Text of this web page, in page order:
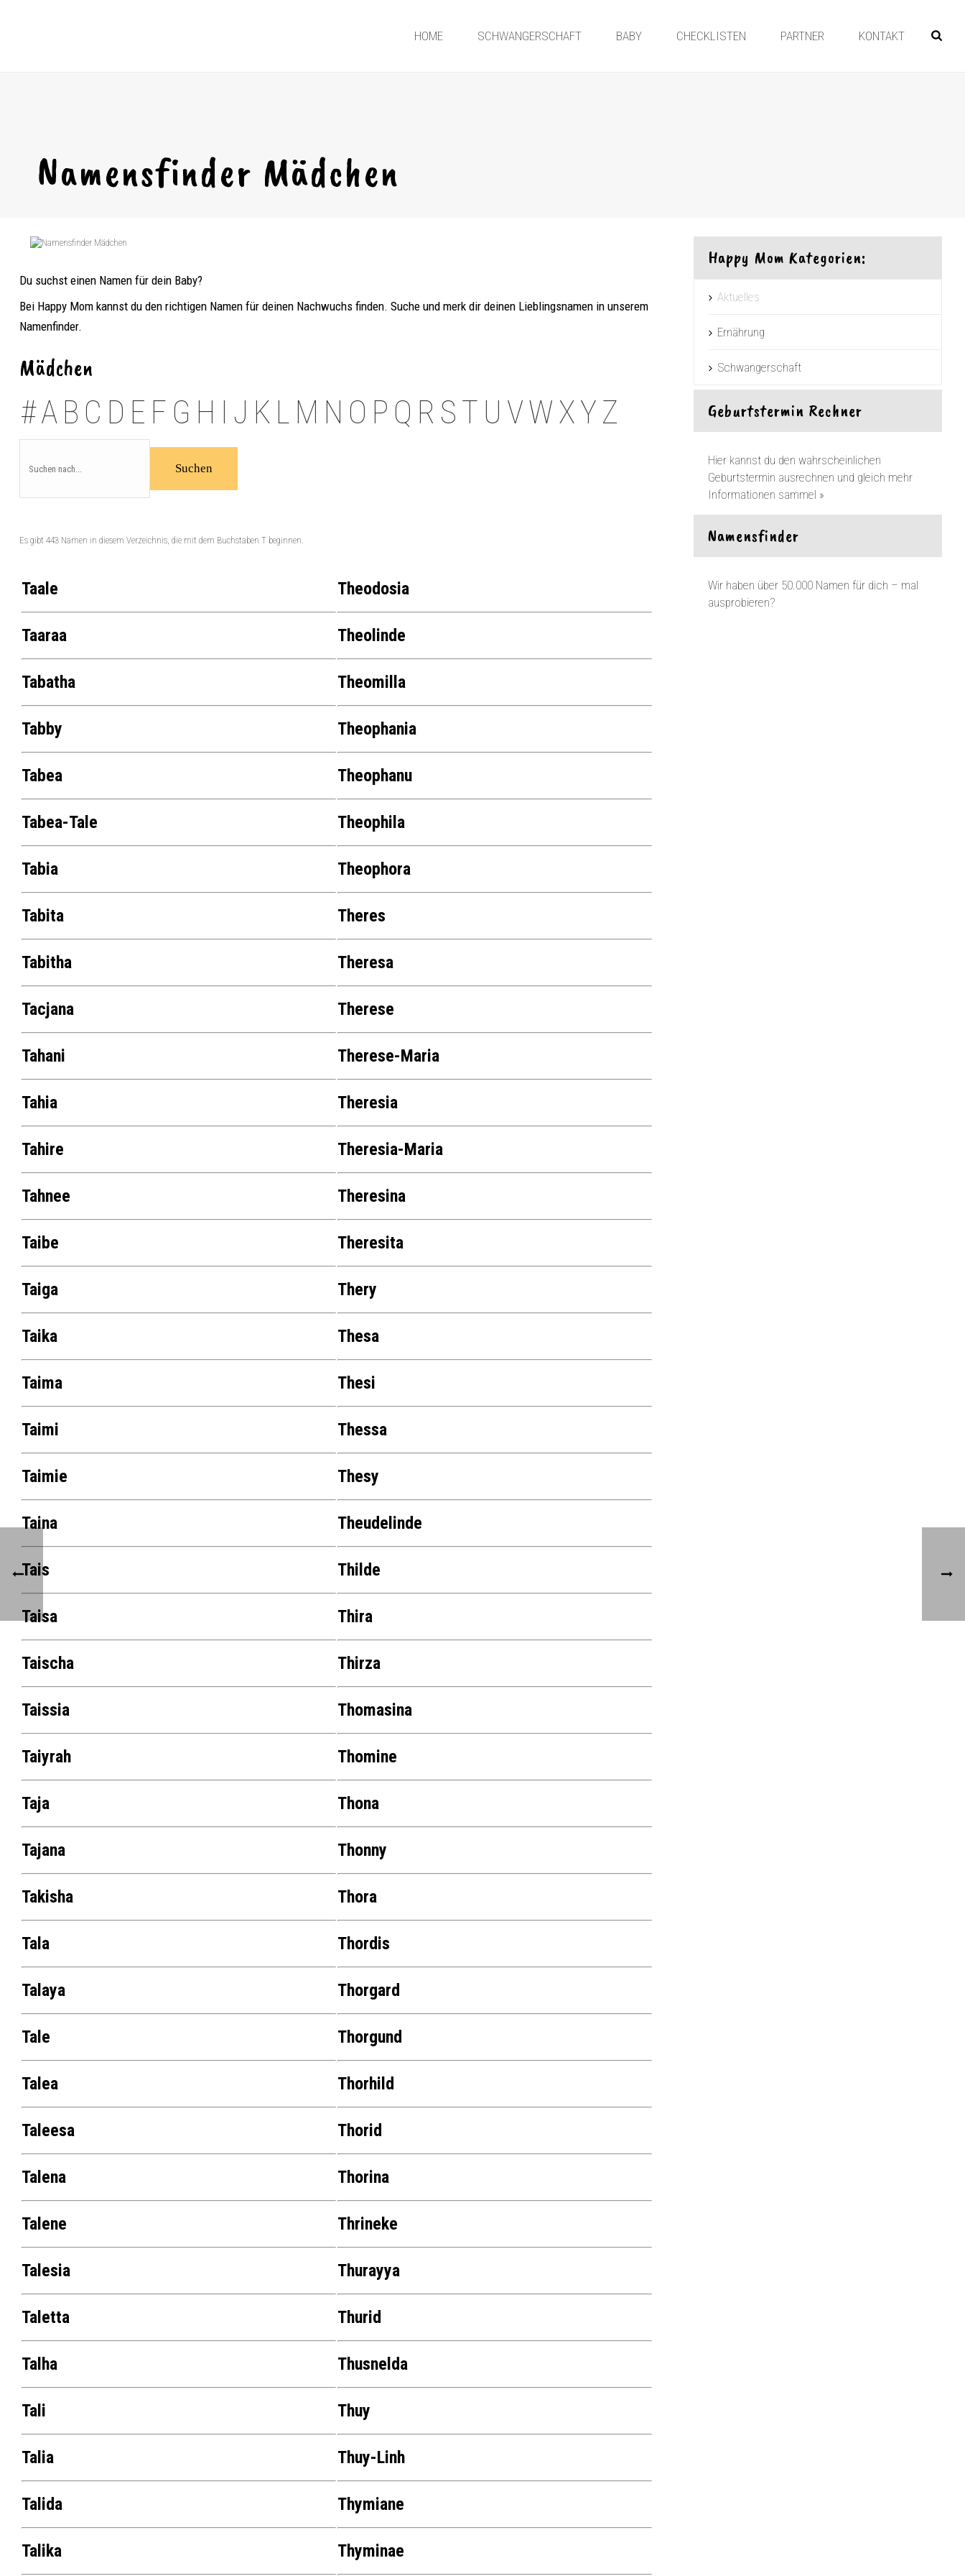
HOME SCHWANGERSCHAFT BABY CHECKLISTEN PARTNER KONTAKT
Namensfinder Mädchen
Du suchst einen Namen für dein Baby?
Bei Happy Mom kannst du den richtigen Namen für deinen Nachwuchs finden. Suche und merk dir deinen Lieblingsnamen in unserem
Namenfinder.
Mädchen
#AB C D E F G H I J K L M N O P Q R ST U VWXYZ
Es gibt 443 Namen in diesem Verzeichnis, die mit dem Buchstaben T beginnen.
Taale
Taaraa
Tabatha
Tabby
Tabea
Tabea-Tale
Tabia
Tabita
Tabitha
Tacjana
Tahani
Tahia
Tahire
Tahnee
Taibe
Taiga
Taika
Taima
Taimi
Taimie
Taina
Tais
Taisa
Taischa
Taissia
Taiyrah
Taja
Tajana
Takisha
Tala
Talaya
Tale
Talea
Taleesa
Talena
Talene
Talesia
Taletta
Talha
Tali
Talia
Talida
Talika
Theodosia
Theolinde
Theomilla
Theophania
Theophanu
Theophila
Theophora
Theres
Theresa
Therese
Therese-Maria
Theresia
Theresia-Maria
Theresina
Theresita
Thery
Thesa
Thesi
Thessa
Thesy
Theudelinde
Thilde
Thira
Thirza
Thomasina
Thomine
Thona
Thonny
Thora
Thordis
Thorgard
Thorgund
Thorhild
Thorid
Thorina
Thrineke
Thurayya
Thurid
Thusnelda
Thuy
Thuy-Linh
Thymiane
Thyminae
Happy Mom Kategorien:
Aktuelles
Ernährung
Schwangerschaft
Geburtstermin Rechner
Hier kannst du den wahrscheinlichen
Geburtstermin ausrechnen und gleich mehr
Informationen sammel »
Namensfinder
Wir haben über 50.000 Namen für dich – mal
ausprobieren?